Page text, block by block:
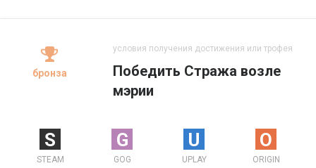
бронза
условия получения достижения или трофея
Победить Стража возле
мэрии
S
STEAM
G
GOG
U
UPLAY
O
ORIGIN